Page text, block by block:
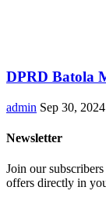
DPRD Batola
admin Sep 30, 2024
Newsletter
Join our
offers directly in